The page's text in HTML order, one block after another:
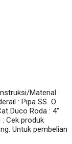
Material :
: Pipa SS O
Duco Roda : 4″
Cek produk
Untuk pembelian